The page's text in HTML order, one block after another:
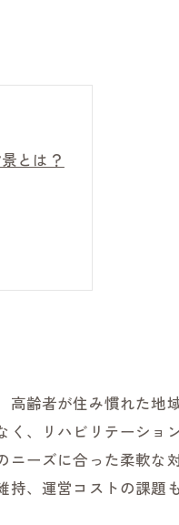
とは？
齢者が住み慣れた地
、リハビリテーショ
ーズに合った柔軟な
、運営コストの課題